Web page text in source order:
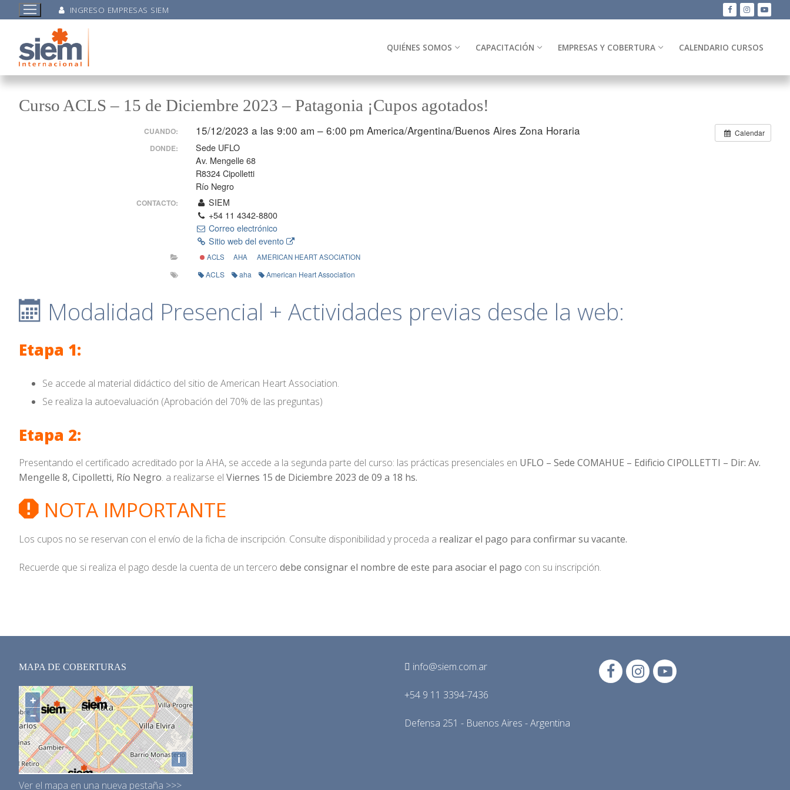
INGRESO EMPRESAS SIEM
QUIÉNES SOMOS CAPACITACIÓN EMPRESAS Y COBERTURA CALENDARIO CURSOS
Curso ACLS – 15 de Diciembre 2023 – Patagonia ¡Cupos agotados!
Calendar
CUANDO: 15/12/2023 a las 9:00 am – 6:00 pm America/Argentina/Buenos Aires Zona Horaria
DONDE:
Sede UFLO
Av. Mengelle 68
R8324 Cipolletti
Río Negro
CONTACTO:
SIEM
+54 11 4342-8800
Correo electrónico
Sitio web del evento
ACLS AHA AMERICAN HEART ASOCIATION
ACLS aha American Heart Association
Modalidad Presencial + Actividades previas desde la web:
Etapa 1:
Se accede al material didáctico del sitio de American Heart Association.
Se realiza la autoevaluación (Aprobación del 70% de las preguntas)
Etapa 2:
Presentando el certificado acreditado por la AHA, se accede a la segunda parte del curso: las prácticas presenciales en UFLO – Sede COMAHUE – Edificio CIPOLLETTI – Dir: Av.
Mengelle 8, Cipolletti, Río Negro. a realizarse el Viernes 15 de Diciembre 2023 de 09 a 18 hs.
NOTA IMPORTANTE
Los cupos no se reservan con el envío de la ficha de inscripción. Consulte disponibilidad y proceda a realizar el pago para confirmar su vacante.
Recuerde que si realiza el pago desde la cuenta de un tercero debe consignar el nombre de este para asociar el pago con su inscripción.
MAPA DE COBERTURAS
Ver el mapa en una nueva pestaña >>>
info@siem.com.ar
+54 9 11 3394-7436
Defensa 251 - Buenos Aires - Argentina